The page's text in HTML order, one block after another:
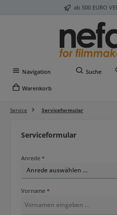
Zum Hauptinhalt springen ab 500 EURO
Navigation Suche
Warenkorb
Service Serviceformular
Serviceformular
Anrede *
Vorname *